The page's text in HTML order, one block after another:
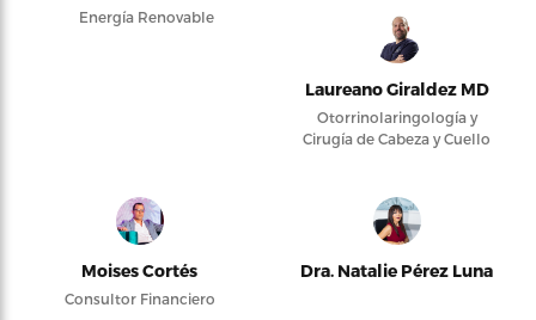
Energía Renovable
Laureano Giraldez MD
Otorrinolaringología y
Cirugía de Cabeza y Cuello
Moises Cortés
Consultor Financiero
Dra. Natalie Pérez Luna